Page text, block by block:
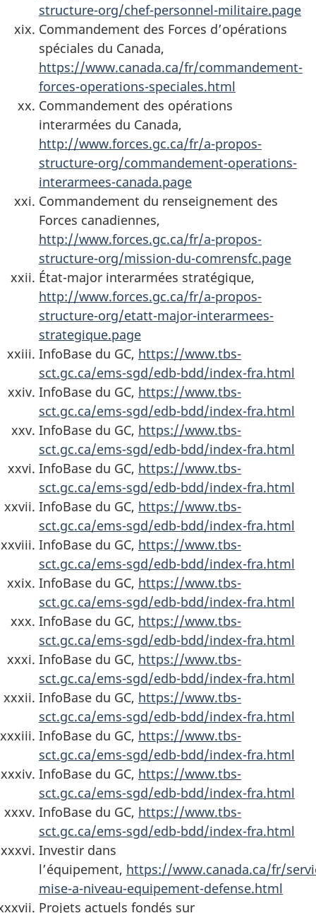
structure-org/chef-personnel-militaire.page
Commandement des Forces d’opérations
spéciales du Canada,
https://www.canada.ca/fr/commandement-
forces-operations-speciales.html
Commandement des opérations
interarmées du Canada,
http://www.forces.gc.ca/fr/a-propos-
structure-org/commandement-operations-
interarmees-canada.page
Commandement du renseignement des
Forces canadiennes,
http://www.forces.gc.ca/fr/a-propos-
structure-org/mission-du-comrensfc.page
État-major interarmées stratégique,
http://www.forces.gc.ca/fr/a-propos-
structure-org/etatt-major-interarmees-
strategique.page
InfoBase du GC, https://www.tbs-
sct.gc.ca/ems-sgd/edb-bdd/index-fra.html
InfoBase du GC, https://www.tbs-
sct.gc.ca/ems-sgd/edb-bdd/index-fra.html
InfoBase du GC, https://www.tbs-
sct.gc.ca/ems-sgd/edb-bdd/index-fra.html
InfoBase du GC, https://www.tbs-
sct.gc.ca/ems-sgd/edb-bdd/index-fra.html
InfoBase du GC, https://www.tbs-
sct.gc.ca/ems-sgd/edb-bdd/index-fra.html
InfoBase du GC, https://www.tbs-
sct.gc.ca/ems-sgd/edb-bdd/index-fra.html
InfoBase du GC, https://www.tbs-
sct.gc.ca/ems-sgd/edb-bdd/index-fra.html
InfoBase du GC, https://www.tbs-
sct.gc.ca/ems-sgd/edb-bdd/index-fra.html
InfoBase du GC, https://www.tbs-
sct.gc.ca/ems-sgd/edb-bdd/index-fra.html
InfoBase du GC, https://www.tbs-
sct.gc.ca/ems-sgd/edb-bdd/index-fra.html
InfoBase du GC, https://www.tbs-
sct.gc.ca/ems-sgd/edb-bdd/index-fra.html
InfoBase du GC, https://www.tbs-
sct.gc.ca/ems-sgd/edb-bdd/index-fra.html
InfoBase du GC, https://www.tbs-
sct.gc.ca/ems-sgd/edb-bdd/index-fra.html
Investir dans
l’équipement, https://www.canada.ca/fr/
mise-a-niveau-equipement-defense.html
Projets actuels fondés sur